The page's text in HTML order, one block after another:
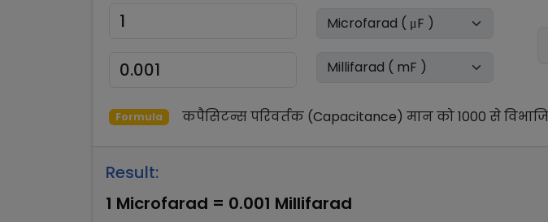
Formula कपैसिटन्स परिवर्तक (Capacitance) मान को1000 से
Result:
1 Microfarad = 0.001 Millifarad